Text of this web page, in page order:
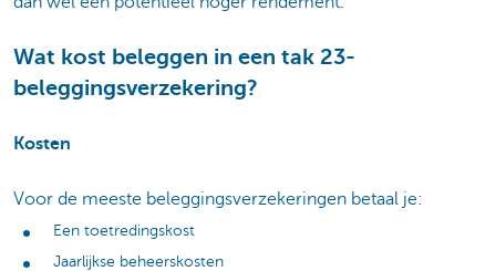
Wat kost beleggen in een tak 23-
beleggingsverzekering?
Kosten
Voor de meeste beleggingsverzekeringen betaal je:
Een toetredingskost
Jaarlijkse beheerskosten